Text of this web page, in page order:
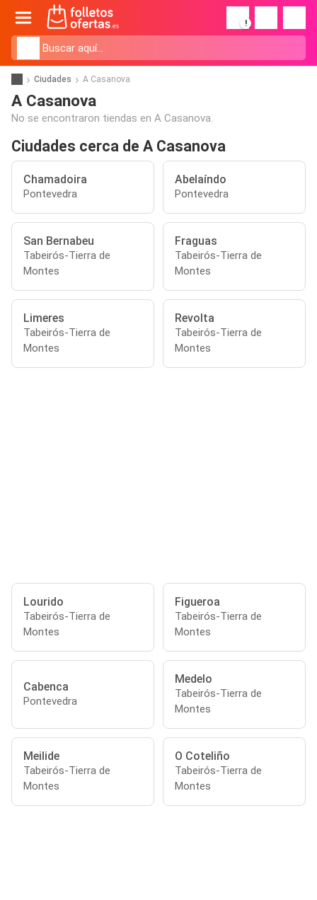
!
Ciudades A Casanova
A Casanova
No se encontraron tiendas en A Casanova.
Ciudades cerca de A Casanova
Chamadoira
Pontevedra
Abelaíndo
Pontevedra
San Bernabeu
Tabeirós-Tierra de
Montes
Fraguas
Tabeirós-Tierra de
Montes
Limeres
Tabeirós-Tierra de
Montes
Revolta
Tabeirós-Tierra de
Montes
Lourido
Tabeirós-Tierra de
Montes
Figueroa
Tabeirós-Tierra de
Montes
Cabenca
Pontevedra
Medelo
Tabeirós-Tierra de
Montes
Meilide
Tabeirós-Tierra de
Montes
O Coteliño
Tabeirós-Tierra de
Montes